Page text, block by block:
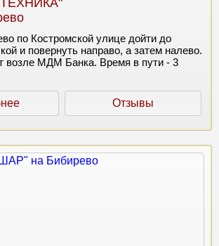
по Костромской улице дойти до
и повернуть направо, а затем налево.
возле МДМ Банка. Время в пути - 3
Отзывы